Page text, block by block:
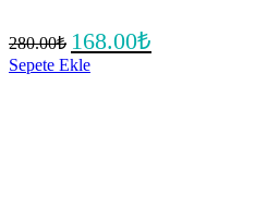
280.00₺
Orijinal
fiyat:
280.00₺.
168.00₺andaki
Sepete Ekle